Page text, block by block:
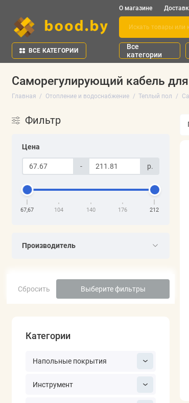
О магазине
ВСЕ КАТЕГОРИИ
Все
категории
Саморегулирующий кабель
Главная Отопление и водоснабжение Теплый пол
Фильтр
Цена
- р.
67,67 104 140 176 212
Производитель
Сбросить Выберите фильтры
Категории
Напольные покрытия
Инструмент